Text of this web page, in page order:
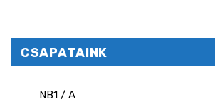
CSAPATAINK
NB1 / A